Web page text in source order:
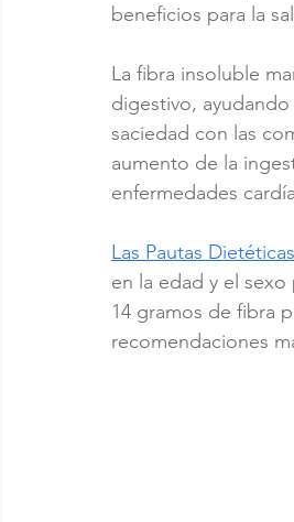
beneficios para la
La fibra insoluble
digestivo,
saciedad con las
aumento de la
enfermedades
Las Pautas
en la edad y el
14 gramos de fibra
recomendaciones